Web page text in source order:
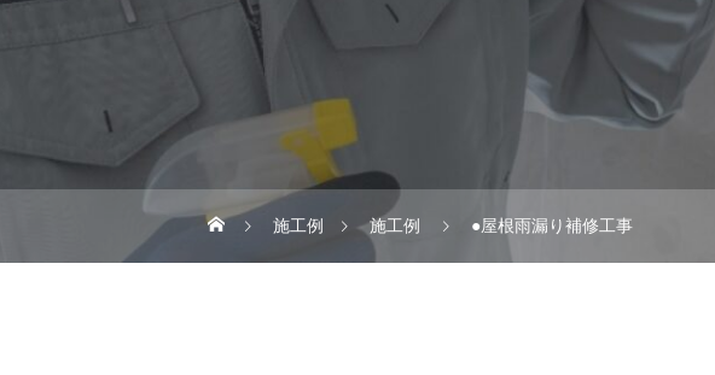
施工例 施工例 ●屋根雨漏り補修工事